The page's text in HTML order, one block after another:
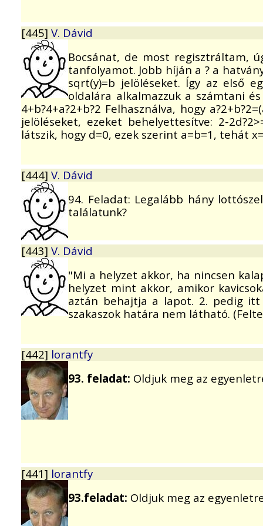
[445] V. Dávid
Bocsánat, de most regisztráltam,
tanfolyamot. Jobb híján a ? a
sqrt(y)=b jelöléseket. Így az első
oldalára alkalmazzuk a számtani
4+b?4+a?2+b?2 Felhasználva, hogy
jelöléseket, ezeket behelyettesítve: 2-
látszik, hogy d=0, ezek szerint a=b=1, tehát
[444] V. Dávid
94. Feladat: Legalább hány
találatunk?
[443] V. Dávid
"Mi a helyzet akkor, ha nincsen
helyzet mint akkor, amikor
aztán behajtja a lapot. 2. pedig itt
szakaszok határa nem látható.
[442] lorantfy
93. feladat: Oldjuk meg az
[441] lorantfy
93.feladat: Oldjuk meg az